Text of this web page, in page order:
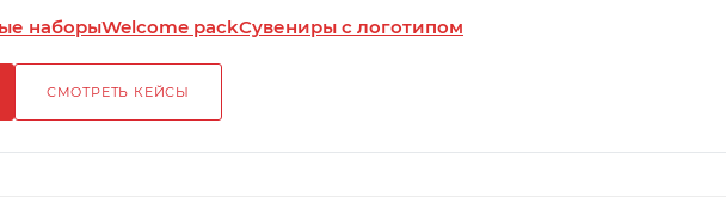
наборыWelcome packСувениры с логотипом
СМОТРЕТЬ КЕЙСЫ